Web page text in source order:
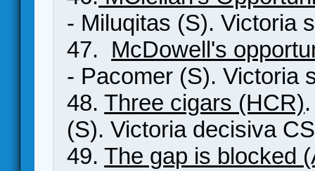
- Miluqitas (S). Victoria
47. McDowell's
- Pacomer (S). Victoria
48.Three cigars (HCR)
(S). Victoria decisiva
49.The gap is blocked